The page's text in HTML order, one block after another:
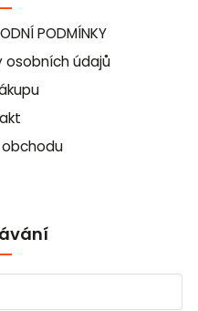
PODMÍNKY
osobních údajů